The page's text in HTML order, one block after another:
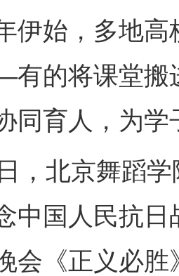
始，多地高
的将课堂搬
同育人，为学
北京舞蹈学
中国人民抗
会《正义必